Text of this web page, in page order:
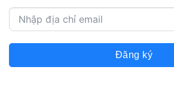
Đăng ký